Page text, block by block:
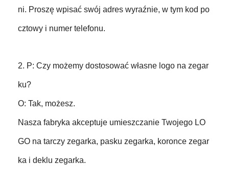
ni. Proszę wpisać swój adres wyraźnie, w tym kod po
cztowy i numer telefonu.
2. P: Czy możemy dostosować własne logo na zegar
ku?
O: Tak, możesz.
Nasza fabryka akceptuje umieszczanie Twojego LO
GO na tarczy zegarka, pasku zegarka, koronce zegar
ka i deklu zegarka.